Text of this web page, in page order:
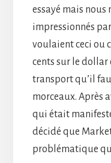
essayé mais nous
impressionnés
voulaient ceci ou
cents sur le dollar
transport qu’il
morceaux. Après
qui était
décidé que
problématique